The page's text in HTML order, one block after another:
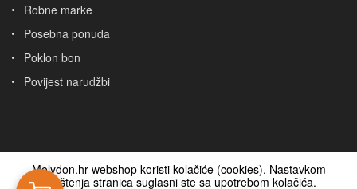
Molydon.hr webshop koristi kolačiće (cookies). Nastavkom
korištenja stranica suglasni ste sa upotrebom kolačića.
Robne marke
Posebna ponuda
Poklon bon
Povijest narudžbi